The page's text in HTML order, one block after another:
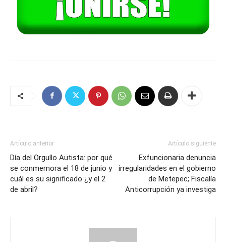
Artículo anterior
Día del Orgullo Autista: por qué
se conmemora el 18 de junio y
cuál es su significado ¿y el 2
de abril?
Artículo siguiente
Exfuncionaria denuncia
irregularidades en el gobierno
de Metepec; Fiscalía
Anticorrupción ya investiga